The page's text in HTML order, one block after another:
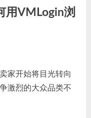
用VMLogin浏
家开始将目光转向
激烈的大众品类不